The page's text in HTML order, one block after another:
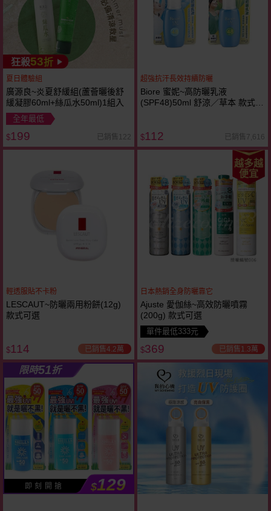
狂殺53折
夏日體驗組
廣源良~炎夏舒緩組(蘆薈曬後舒
緩凝膠60ml+絲瓜水50ml)1組入
全年最低
$199 已銷售122
超強抗汗長效持續防曬
Biore 蜜妮~高防曬乳液
(SPF48)50ml 舒涼／草本 款式可
$112 已銷售7,616
輕透服貼不卡粉
LESCAUT~防曬兩用粉餅(12g)
款式可選
$114 已銷售4.2萬
越多越
便宜
日本熱銷全身防曬靠它
Ajuste 愛伽絲~高效防曬噴霧
(200g) 款式可選
單件最低333元
$369 已銷售1.3萬
限時51折
即 刻 開 搶 $129